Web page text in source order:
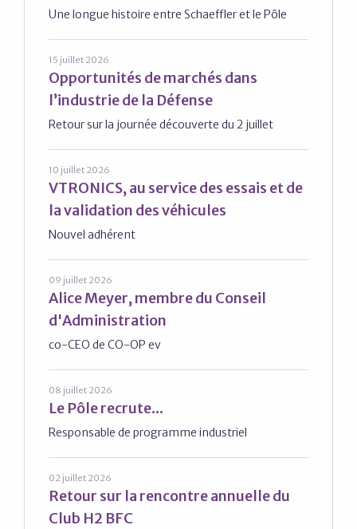
Une longue histoire entre Schaeffler et le Pôle
15 juillet 2026
Opportunités de marchés dans
l’industrie de la Défense
Retour sur la journée découverte du 2 juillet
10 juillet 2026
VTRONICS, au service des essais et de
la validation des véhicules
Nouvel adhérent
09 juillet 2026
Alice Meyer, membre du Conseil
d'Administration
co-CEO de CO-OP ev
08 juillet 2026
Le Pôle recrute...
Responsable de programme industriel
02 juillet 2026
Retour sur la rencontre annuelle du
Club H2 BFC